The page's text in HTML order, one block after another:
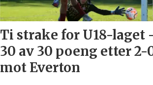
Ti strake for U18-laget
30 av 30 poeng etter 2-
mot Everton